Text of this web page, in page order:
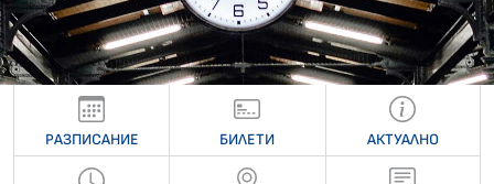
РАЗПИСАНИЕ БИЛЕТИ АКТУАЛНО